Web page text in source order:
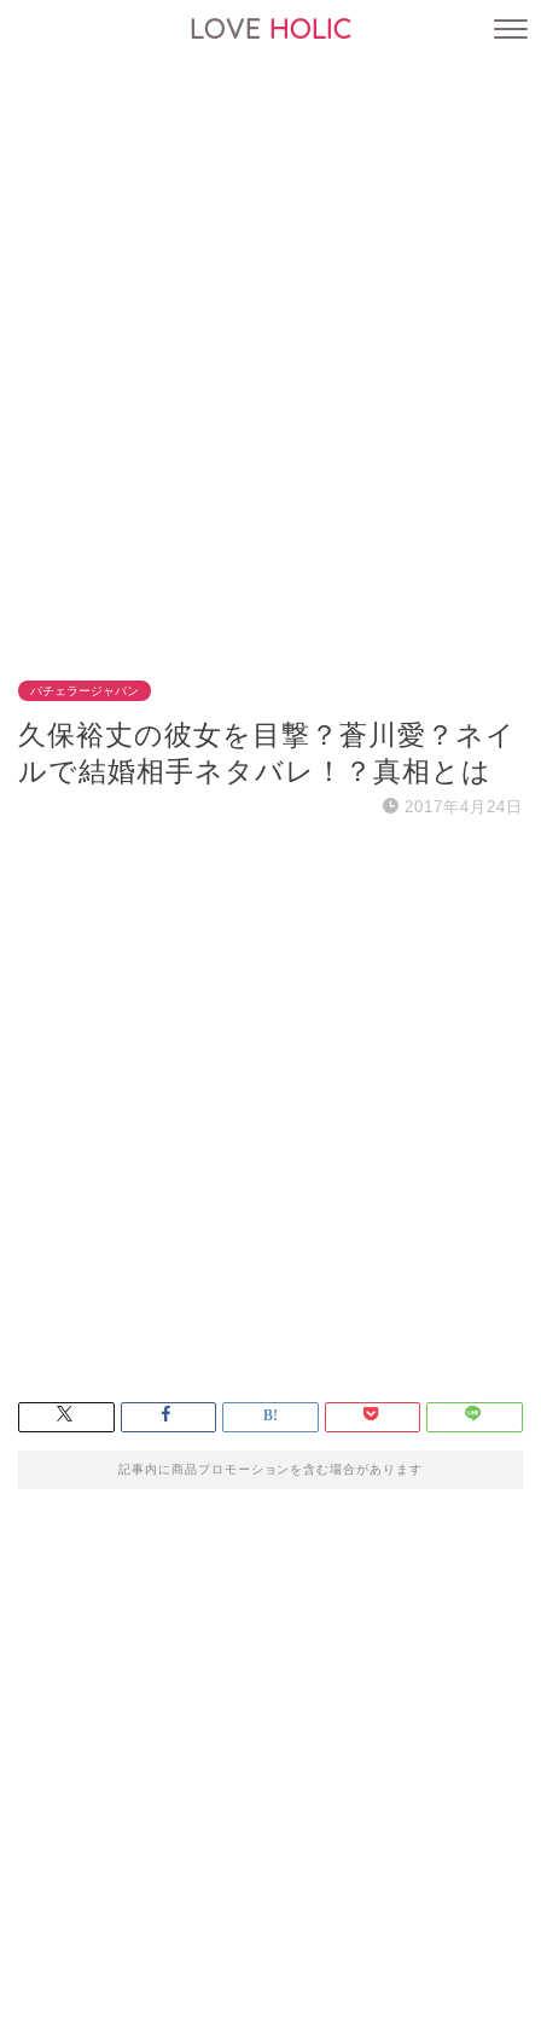
LOVE HOLIC
バチェラージャパン
久保裕丈の彼女を目撃？蒼川愛？ネイ
ルで結婚相手ネタバレ！？真相とは
2017年4月24日
記事内に商品プロモーションを含む場合があります